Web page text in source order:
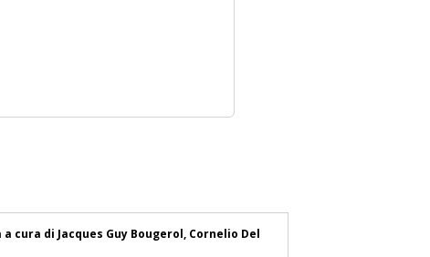
di Jacques Guy Bougerol, Cornelio Del